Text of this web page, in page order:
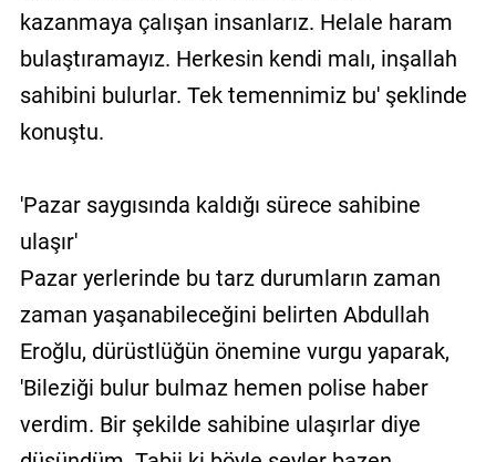
kazanmaya çalışan insanlarız. Helale haram
bulaştıramayız. Herkesin kendi malı, inşallah
sahibini bulurlar. Tek temennimiz bu' şeklinde
konuştu.
'Pazar saygısında kaldığı sürece sahibine
ulaşır'
Pazar yerlerinde bu tarz durumların zaman
zaman yaşanabileceğini belirten Abdullah
Eroğlu, dürüstlüğün önemine vurgu yaparak,
'Bileziği bulur bulmaz hemen polise haber
verdim. Bir şekilde sahibine ulaşırlar diye